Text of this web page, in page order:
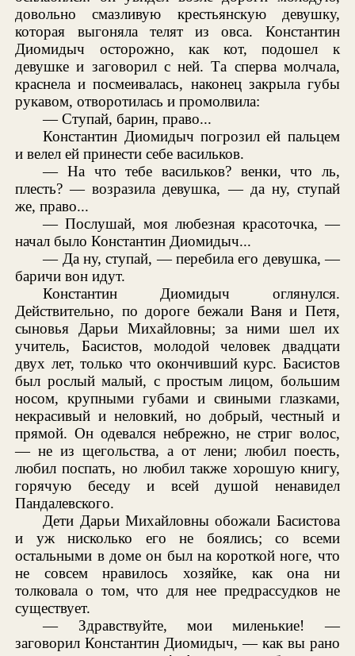
довольно смазливую крестьянскую девушку,
которая выгоняла телят из овса. Константин
Диомидыч осторожно, как кот, подошел к
девушке и заговорил с ней. Та сперва молчала,
краснела и посмеивалась, наконец закрыла губы
рукавом, отворотилась и промолвила:
— Ступай, барин, право...
Константин Диомидыч погрозил ей пальцем
и велел ей принести себе васильков.
— На что тебе васильков? венки, что ль,
плесть? — возразила девушка, — да ну, ступай
же, право...
— Послушай, моя любезная красоточка, —
начал было Константин Диомидыч...
— Да ну, ступай, — перебила его девушка, —
баричи вон идут.
Константин Диомидыч оглянулся.
Действительно, по дороге бежали Ваня и Петя,
сыновья Дарьи Михайловны; за ними шел их
учитель, Басистов, молодой человек двадцати
двух лет, только что окончивший курс. Басистов
был рослый малый, с простым лицом, большим
носом, крупными губами и свиными глазками,
некрасивый и неловкий, но добрый, честный и
прямой. Он одевался небрежно, не стриг волос,
— не из щегольства, а от лени; любил поесть,
любил поспать, но любил также хорошую книгу,
горячую беседу и всей душой ненавидел
Пандалевского.
Дети Дарьи Михайловны обожали Басистова
и уж нисколько его не боялись; со всеми
остальными в доме он был на короткой ноге, что
не совсем нравилось хозяйке, как она ни
толковала о том, что для нее предрассудков не
существует.
— Здравствуйте, мои миленькие! —
заговорил Константин Диомидыч, — как вы рано